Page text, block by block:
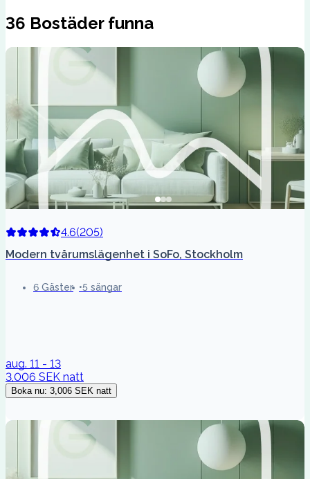
36 Bostäder funna
4.6(205)
Modern tvårumslägenhet i SoFo, Stockholm
6 Gäster 5 sängar
aug. 11 - 13
3,006 SEK natt
Boka nu: 3,006 SEK natt